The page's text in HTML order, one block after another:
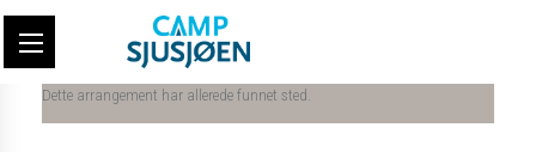
Dette arrangement har allerede funnet sted.